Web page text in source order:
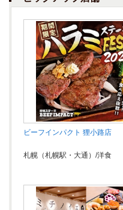
ビーフインパクト 狸小路店
札幌（札幌駅・大通）/洋食